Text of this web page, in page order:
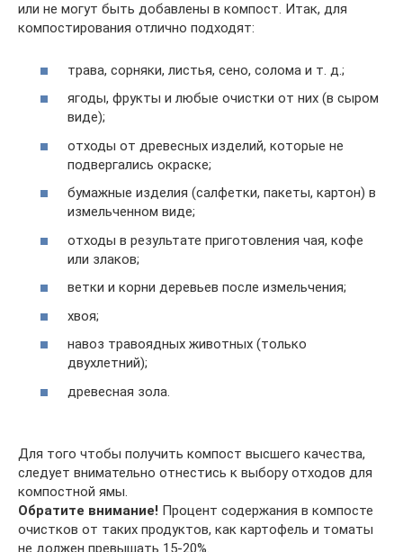
или не могут быть добавлены в компост. Итак, для
компостирования отлично подходят:
трава, сорняки, листья, сено, солома и т. д.;
ягоды, фрукты и любые очистки от них (в сыром
виде);
отходы от древесных изделий, которые не
подвергались окраске;
бумажные изделия (салфетки, пакеты, картон) в
измельченном виде;
отходы в результате приготовления чая, кофе
или злаков;
ветки и корни деревьев после измельчения;
хвоя;
навоз травоядных животных (только
двухлетний);
древесная зола.
Для того чтобы получить компост высшего качества,
следует внимательно отнестись к выбору отходов для
компостной ямы.
Обратите внимание! Процент содержания в компосте
очистков от таких продуктов, как картофель и томаты
не должен превышать 15-20%.